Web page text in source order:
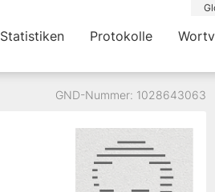
Statistiken Protokolle
GND-Nummer: 1028643063